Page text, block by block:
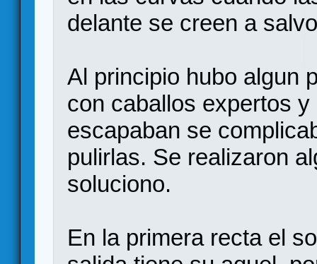
delante se creen a
Al principio hubo algun
con caballos expertos
escapaban se
pulirlas. Se realizaron
soluciono.
En la primera recta el